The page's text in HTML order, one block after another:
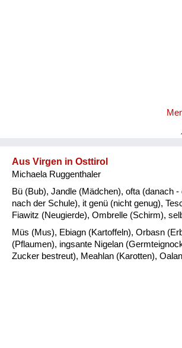
Aus Virgen in Osttirol
Michaela Ruggenthaler
Bü (Bub), Jandle (Mädchen), ofta (danach -
nach der Schule), it genü (nicht genug),
Fiawitz (Neugierde), Ombrelle (Schirm),
Müs (Mus), Ebiagn (Kartoffeln), Orbasn
(Pflaumen), ingsante Nigelan
Zucker bestreut), Meahlan (Karotten),